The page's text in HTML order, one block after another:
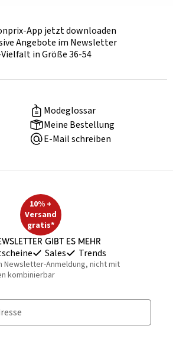
App jetzt downloaden
Angebote im Newsletter
in Größe 36-54
Modeglossar
Meine Bestellung
E-Mail schreiben
10% +
Versand
gratis*
gibt es mehr
Sales Trends
Newsletter-Anmeldung, nicht mit
kombinierbar